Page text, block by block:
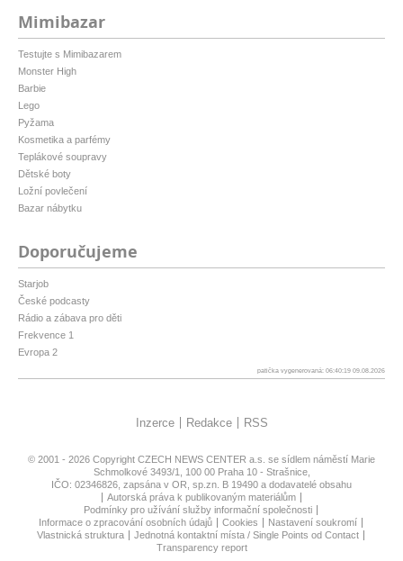
Mimibazar
Testujte s Mimibazarem
Monster High
Barbie
Lego
Pyžama
Kosmetika a parfémy
Teplákové soupravy
Dětské boty
Ložní povlečení
Bazar nábytku
Doporučujeme
Starjob
České podcasty
Rádio a zábava pro děti
Frekvence 1
Evropa 2
patička vygenerovaná: 06:40:19 09.08.2026
Inzerce Redakce RSS
© 2001 - 2026 Copyright CZECH NEWS CENTER a.s. se sídlem náměstí Marie
Schmolkové 3493/1, 100 00 Praha 10 - Strašnice,
IČO: 02346826, zapsána v OR, sp.zn. B 19490 a dodavatelé obsahu
Autorská práva k publikovaným materiálům
Podmínky pro užívání služby informační společnosti
Informace o zpracování osobních údajů
Cookies
Nastavení soukromí
Vlastnická struktura
Jednotná kontaktní místa / Single Points od Contact
Transparency report